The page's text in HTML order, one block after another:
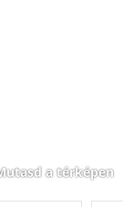
a térképen